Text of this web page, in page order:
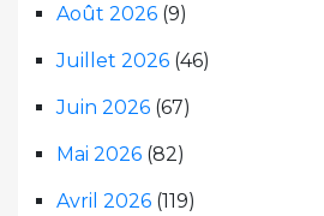
Août 2026 (9)
Juillet 2026 (46)
Juin 2026 (67)
Mai 2026 (82)
Avril 2026 (119)